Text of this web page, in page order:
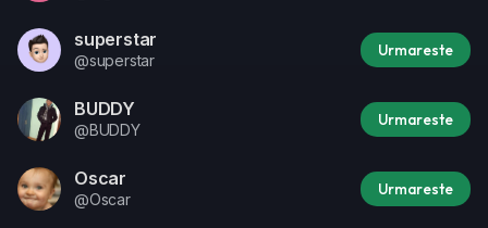
superstar
@superstar
Urmareste
BUDDY
@BUDDY
Urmareste
Oscar
@Oscar
Urmareste